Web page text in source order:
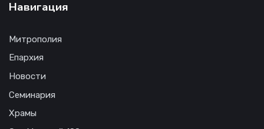
Навигация
Митрополия
Епархия
Новости
Семинария
Храмы